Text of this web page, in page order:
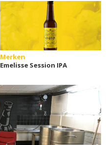
Merken
Emelisse Session IPA